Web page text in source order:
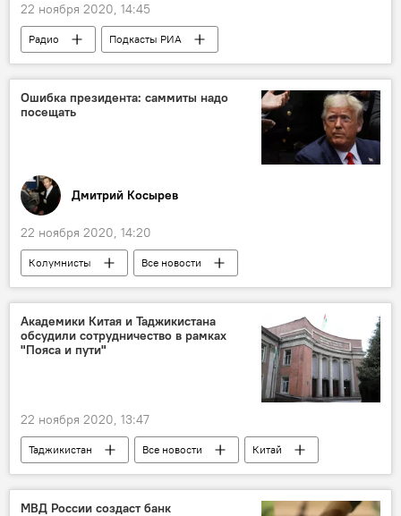
22 ноября 2020, 14:45
Радио Подкасты РИА
Ошибка президента: саммиты надо
посещать
Дмитрий Косырев
22 ноября 2020, 14:20
Колумнисты
Все новости
Дональд Трамп
США саммит
Академики Китая и Таджикистана
обсудили сотрудничество в рамках
"Пояса и пути"
22 ноября 2020, 13:47
Таджикистан Все новости Китай
МВД России создаст банк